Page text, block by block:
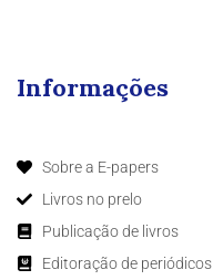
Informações
Sobre a E-papers
Livros no prelo
Publicação de livros
Editoração de periódicos